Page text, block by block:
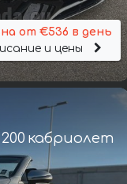
от €536 в день
и цены
кабриолет